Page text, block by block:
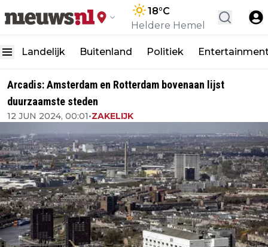
18°C
Heldere Hemel
Landelijk Buitenland Politiek
Arcadis: Amsterdam en Rotterdam bovenaan lijst
duurzaamste steden
12 JUN 2024, 00:01•ZAKELIJK